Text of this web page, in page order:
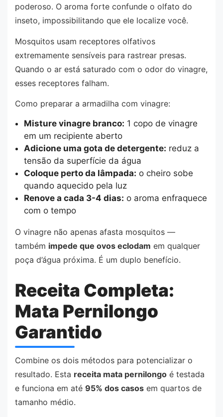
poderoso. O aroma forte confunde o olfato do
inseto, impossibilitando que ele localize você.
Mosquitos usam receptores olfativos
extremamente sensíveis para rastrear presas.
Quando o ar está saturado com o odor do vinagre,
esses receptores falham.
Como preparar a armadilha com vinagre:
Misture vinagre branco: 1 copo de vinagre
em um recipiente aberto
Adicione uma gota de detergente: reduz a
tensão da superfície da água
Coloque perto da lâmpada: o cheiro sobe
quando aquecido pela luz
Renove a cada 3-4 dias: o aroma enfraquece
com o tempo
O vinagre não apenas afasta mosquitos —
também impede que ovos eclodam em qualquer
poça d’água próxima. É um duplo benefício.
Receita Completa:
Mata Pernilongo
Garantido
Combine os dois métodos para potencializar o
resultado. Esta receita mata pernilongo é testada
e funciona em até 95% dos casos em quartos de
tamanho médio.